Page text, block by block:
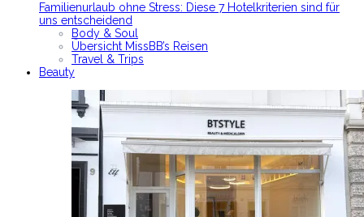
Familienurlaub ohne Stress: Diese 7 Hotelkriterien sind für
uns entscheidend
Body & Soul
Übersicht MissBB’s Reisen
Travel & Trips
Beauty